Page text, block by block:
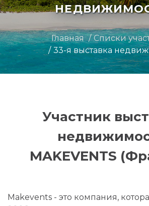
Главная
Списки
33-я выставка
Участник
MAKEVENTS
Makevents - это компания,